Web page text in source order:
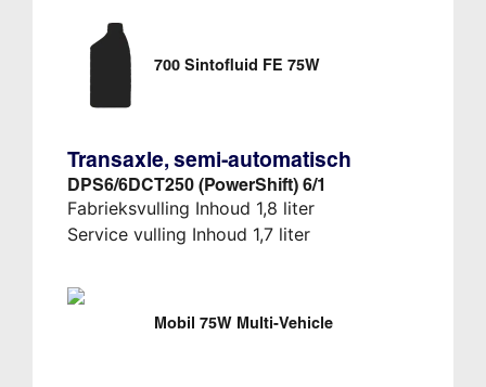
700 Sintofluid FE 75W
Transaxle, semi-automatisch
DPS6/6DCT250 (PowerShift) 6/1
Fabrieksvulling Inhoud 1,8 liter
Service vulling Inhoud 1,7 liter
Mobil 75W Multi-Vehicle